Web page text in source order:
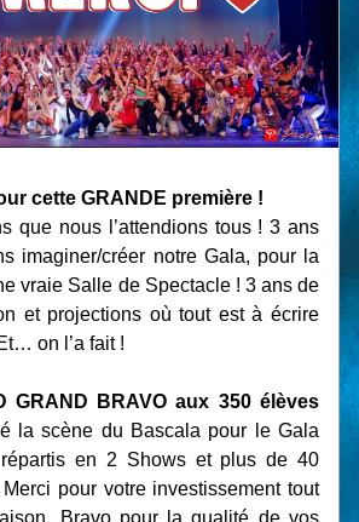
cette GRANDE première !
que nous l’attendions tous ! 3 ans
imaginer/créer notre Gala, pour la
vraie Salle de Spectacle ! 3 ans de
et projections où tout est à écrire
on l’a fait !
la scène du Bascala pour le Gala
en 2 Shows et plus de 40
pour votre investissement tout
Bravo pour la qualité de vos